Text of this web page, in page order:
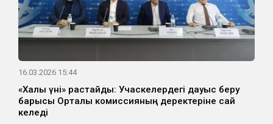
16.03.2026 15:44
«Халық үні» растайды: Учаскелердегі дауыс беру
барысы Орталық комиссияның деректеріне сай
келеді